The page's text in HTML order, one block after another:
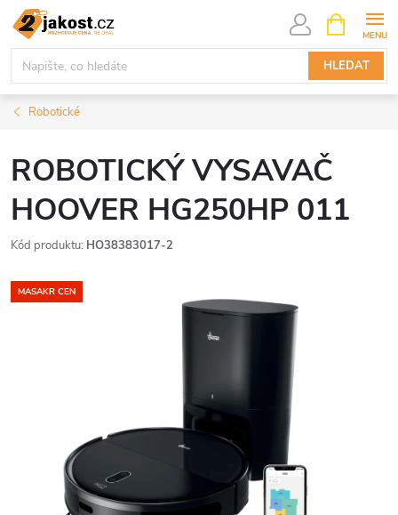
Přejít
obsah
HLEDAT
NÁKUPNÍ
KOŠÍK
Robotické
ROBOTICKÝ VYSAVAČ
HOOVER HG250HP 011
Kód produktu: HO38383017-2
MASAKR CEN